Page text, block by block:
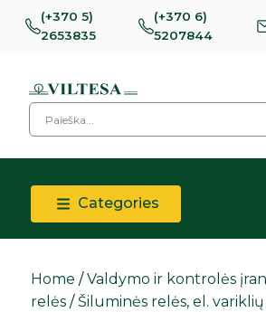
(+370 5)
2653835
(+370 6)
5207844
Categories
Home /Valdymo ir kontrolės
relės / Šiluminės relės, el. variklių